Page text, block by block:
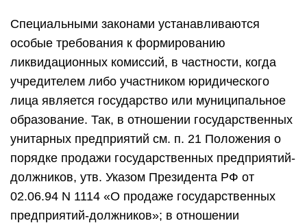
Специальными законами устанавливаются
особые требования к формированию
ликвидационных комиссий, в частности, когда
учредителем либо участником юридического
лица является государство или муниципальное
образование. Так, в отношении государственных
унитарных предприятий см. п. 21 Положения о
порядке продажи государственных предприятий-
должников, утв. Указом Президента РФ от
02.06.94 N 1114 «О продаже государственных
предприятий-должников»; в отношении